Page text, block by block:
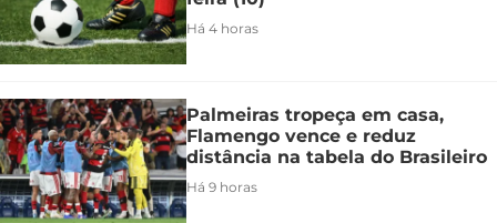
Há 4 horas
Palmeiras tropeça em casa,
Flamengo vence e reduz
distância na tabela do Brasileiro
Há 9 horas